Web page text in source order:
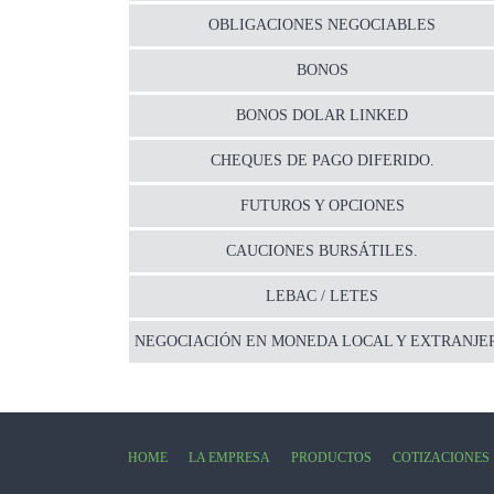
OBLIGACIONES NEGOCIABLES
BONOS
BONOS DOLAR LINKED
CHEQUES DE PAGO DIFERIDO.
FUTUROS Y OPCIONES
CAUCIONES BURSÁTILES.
LEBAC / LETES
NEGOCIACIÓN EN MONEDA LOCAL Y
HOME LA EMPRESA PRODUCTOS COTIZACIONES